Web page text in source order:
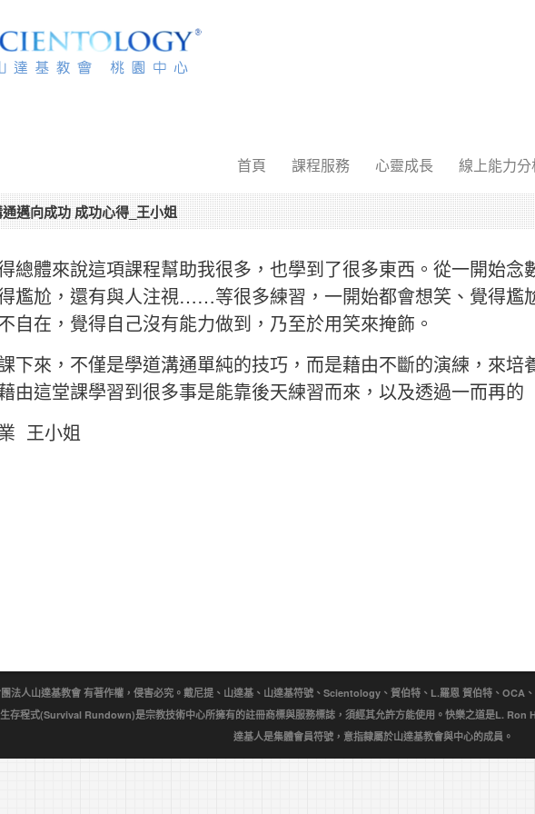
首頁 課程服務 心靈成長 線上能力分
邁向成功 成功心得_王小姐
總體來說這項課程幫助我很多，也學到了很多東西。從一開始念
尷尬，還有與人注視……等很多練習，一開始都會想笑、覺得尷
自在，覺得自己沒有能力做到，乃至於用笑來掩飾。
下來，不僅是學道溝通單純的技巧，而是藉由不斷的演練，來
由這堂課學習到很多事是能靠後天練習而來，以及透過一而再的
王小姐
法人山達基教會 有著作權，侵害必究。戴尼提、山達基、山達基符號、Scientology、賀伯特、L.羅恩 賀伯特、
存程式(Survival Rundown)是宗教技術中心所擁有的註冊商標與服務標誌，須經其允許方能使用。快樂之道是L.
達基人是集體會員符號，意指隸屬於山達基教會與中心的成員。